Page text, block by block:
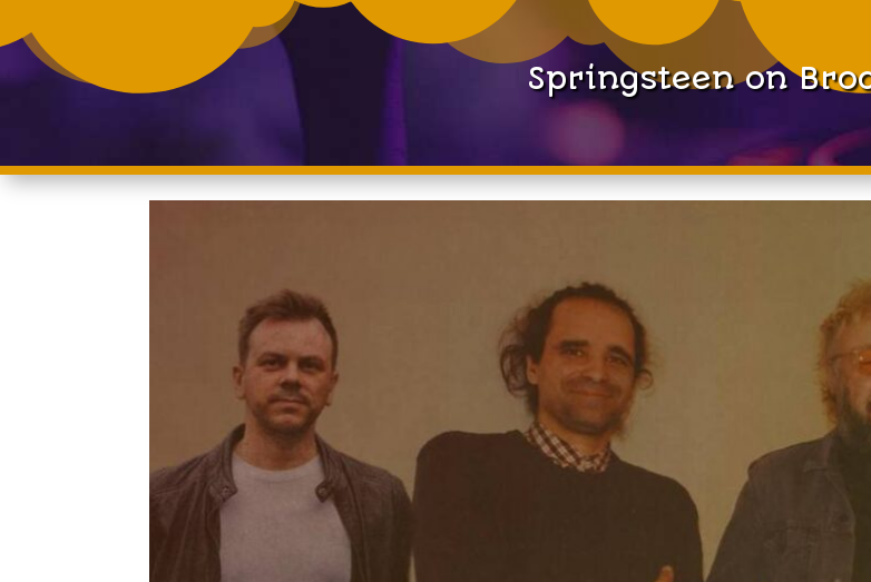
Springsteen on